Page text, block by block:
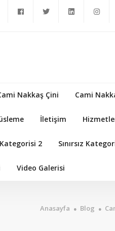
Nakkaş Çini Cami
İletişim
Kategorisi 2 Sınırsız
Video Galerisi
Anasayfa Blog